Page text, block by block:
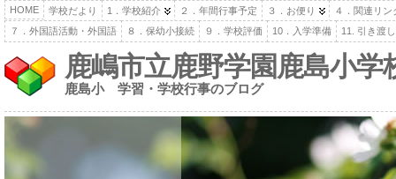
HOME 学校だより 1．学校紹介 ２．年間行事予定 ３．お便り
４．関連リン
７．外国語活動・外国語
８．保幼小接続 ９．学校評価 10．入学準備 11. 引き渡
鹿嶋市立鹿野学園鹿島小学
鹿島小 学習・学校行事のブログ